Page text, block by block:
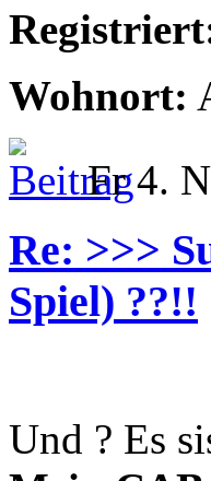
Wohnort:
Fr 4.
Re: >>>
Spiel) ??!!
Und ? Es